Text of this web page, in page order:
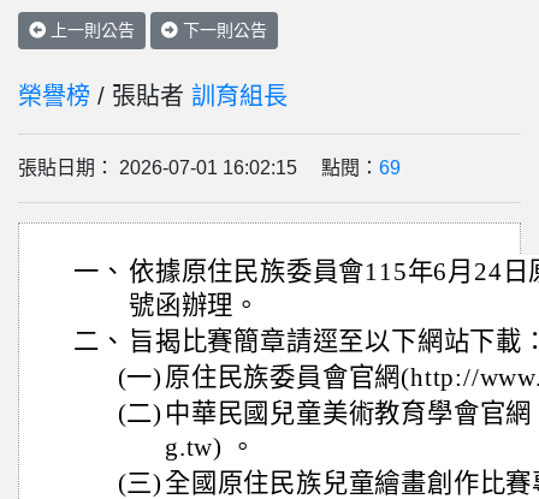
上一則公告 下一則公告
榮譽榜 / 張貼者 訓育組長
張貼日期： 2026-07-01 16:02:15 點閱： 69
一、 依據原住民族委員會115年6月24日
號函辦理。
二、 旨揭比賽簡章請逕至以下網站下載
(一) 原住民族委員會官網(http://
(二) 中華民國兒童美術教育學會官
g.tw) 。
(三) 全國原住民族兒童繪畫創作比